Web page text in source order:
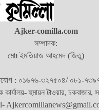
Ajker-comilla.com
সম্পাদক:
মোঃ ইমতিয়াজ আহমেদ (জিতু)
: ০১৬৭৬-৩২৭৫০৪/ ০৮১-
কার্যালয়- হুমায়ন টাওয়ার, চকবাজার,